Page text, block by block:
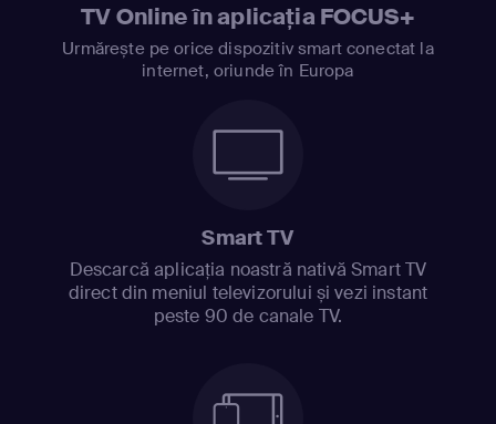
TV Online în aplicația FOCUS+
Urmărește pe orice dispozitiv smart conectat la
internet, oriunde în Europa
Smart TV
Descarcă aplicația noastră nativă Smart TV
direct din meniul televizorului și vezi instant
peste 90 de canale TV.